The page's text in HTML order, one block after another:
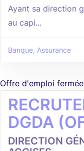
Ayant sa direction
au capi...
Banque, Assurance
Offre d'emploi fermée
DGDA
DIRECTION